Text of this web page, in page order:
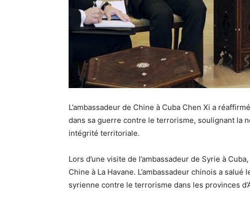
L’ambassadeur de Chine à Cuba Chen Xi a
dans sa guerre contre le terrorisme, soulignant la
intégrité territoriale.
Lors d’une visite de l’ambassadeur de Syrie à
Chine à La Havane. L’ambassadeur chinois a
syrienne contre le terrorisme dans les provinces